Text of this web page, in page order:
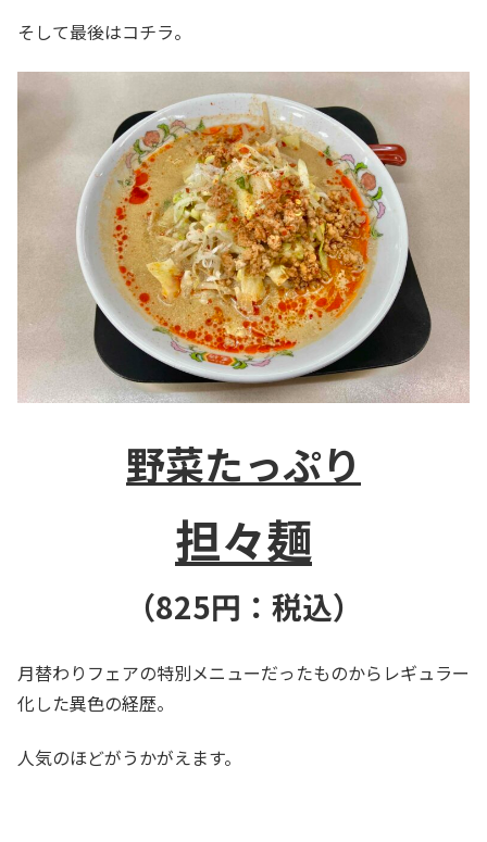
そして最後はコチラ。
野菜たっぷり
担々麺
（825円：税込）
月替わりフェアの特別メニューだったものからレギュラー
化した異色の経歴。
人気のほどがうかがえます。